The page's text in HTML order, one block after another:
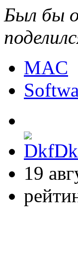
Был бы
MAC
19